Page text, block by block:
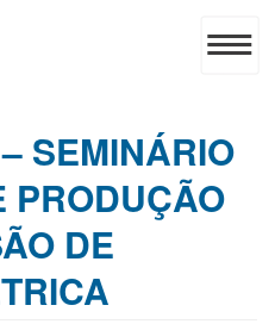
SEMINÁRIO
PRODUÇÃO
DE